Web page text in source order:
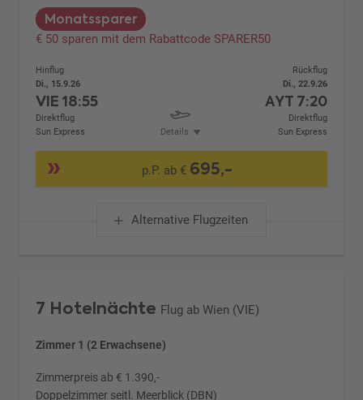
Monatssparer
€ 50 sparen mit dem Rabattcode SPARER50
Hinflug
Di., 15.9.26
VIE18:55
Direktflug
Sun Express
Details
Rückflug
Di., 22.9.26
AYT 7:20
Direktflug
Sun Express
p.P. ab € 695,-
Alternative Flugzeiten
7 Hotelnächte Flug ab Wien (VIE)
Zimmer 1 (2 Erwachsene)
Zimmerpreis ab € 1.390,-
Doppelzimmer seitl. Meerblick (DBN)